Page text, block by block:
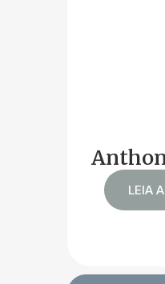
LEIA